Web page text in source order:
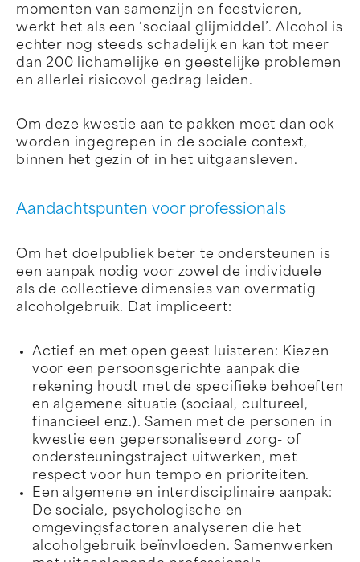
momenten van samenzijn en feestvieren,
werkt het als een ‘sociaal glijmiddel’. Alcohol is
echter nog steeds schadelijk en kan tot meer
dan 200 lichamelijke en geestelijke problemen
en allerlei risicovol gedrag leiden.
Om deze kwestie aan te pakken moet dan ook
worden ingegrepen in de sociale context,
binnen het gezin of in het uitgaansleven.
Aandachtspunten voor professionals
Om het doelpubliek beter te ondersteunen is
een aanpak nodig voor zowel de individuele
als de collectieve dimensies van overmatig
alcoholgebruik. Dat impliceert:
Actief en met open geest luisteren: Kiezen
voor een persoonsgerichte aanpak die
rekening houdt met de specifieke behoeften
en algemene situatie (sociaal, cultureel,
financieel enz.). Samen met de personen in
kwestie een gepersonaliseerd zorg- of
ondersteuningstraject uitwerken, met
respect voor hun tempo en prioriteiten.
Een algemene en interdisciplinaire aanpak:
De sociale, psychologische en
omgevingsfactoren analyseren die het
alcoholgebruik beïnvloeden. Samenwerken